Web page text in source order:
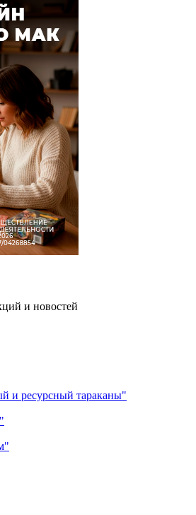
и новостей
и ресурсный тараканы"